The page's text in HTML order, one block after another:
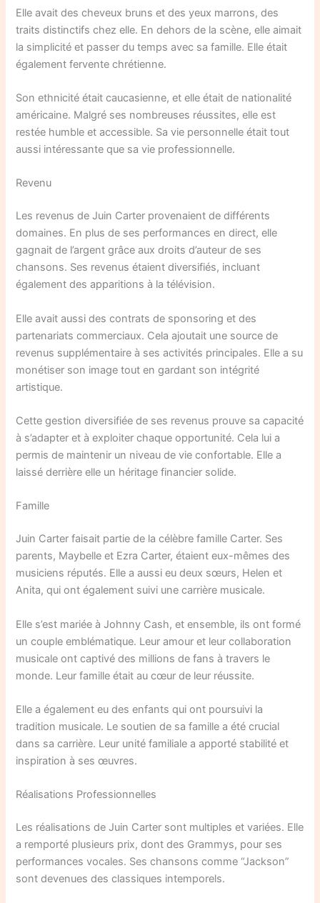
Elle avait des cheveux bruns et des yeux marrons, des
traits distinctifs chez elle. En dehors de la scène, elle aimait
la simplicité et passer du temps avec sa famille. Elle était
également fervente chrétienne.
Son ethnicité était caucasienne, et elle était de nationalité
américaine. Malgré ses nombreuses réussites, elle est
restée humble et accessible. Sa vie personnelle était tout
aussi intéressante que sa vie professionnelle.
Revenu
Les revenus de Juin Carter provenaient de différents
domaines. En plus de ses performances en direct, elle
gagnait de l’argent grâce aux droits d’auteur de ses
chansons. Ses revenus étaient diversifiés, incluant
également des apparitions à la télévision.
Elle avait aussi des contrats de sponsoring et des
partenariats commerciaux. Cela ajoutait une source de
revenus supplémentaire à ses activités principales. Elle a su
monétiser son image tout en gardant son intégrité
artistique.
Cette gestion diversifiée de ses revenus prouve sa capacité
à s’adapter et à exploiter chaque opportunité. Cela lui a
permis de maintenir un niveau de vie confortable. Elle a
laissé derrière elle un héritage financier solide.
Famille
Juin Carter faisait partie de la célèbre famille Carter. Ses
parents, Maybelle et Ezra Carter, étaient eux-mêmes des
musiciens réputés. Elle a aussi eu deux sœurs, Helen et
Anita, qui ont également suivi une carrière musicale.
Elle s’est mariée à Johnny Cash, et ensemble, ils ont formé
un couple emblématique. Leur amour et leur collaboration
musicale ont captivé des millions de fans à travers le
monde. Leur famille était au cœur de leur réussite.
Elle a également eu des enfants qui ont poursuivi la
tradition musicale. Le soutien de sa famille a été crucial
dans sa carrière. Leur unité familiale a apporté stabilité et
inspiration à ses œuvres.
Réalisations Professionnelles
Les réalisations de Juin Carter sont multiples et variées. Elle
a remporté plusieurs prix, dont des Grammys, pour ses
performances vocales. Ses chansons comme “Jackson”
sont devenues des classiques intemporels.